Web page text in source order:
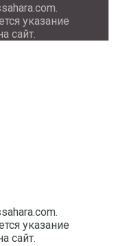
указание
сайт.
указание
сайт.